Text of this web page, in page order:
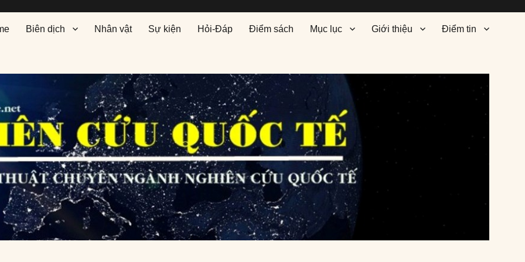
Biên dịch Nhân vật Sự kiện Hỏi-Đáp Điểm sách Mục lục Giới thiệu Điểm tin